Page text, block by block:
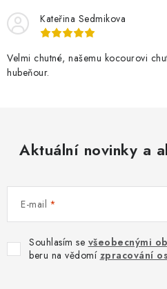
Kateřina Sedmikova
Velmi chutné, našemu kocourovi
hubeňour.
Aktuální novinky a
E-mail
Souhlasím se všeobecnými
beru na vědomí zpracování